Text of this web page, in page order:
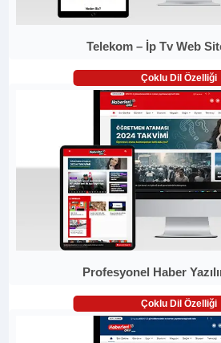
Telekom – İp Tv Web
Çoklu Dil Özelliği
Profesyonel Haber
Çoklu Dil Özelliği